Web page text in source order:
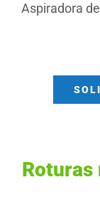
Aspiradora
Roturas